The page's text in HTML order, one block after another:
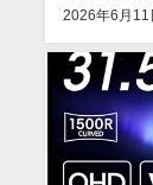
2026年6月11